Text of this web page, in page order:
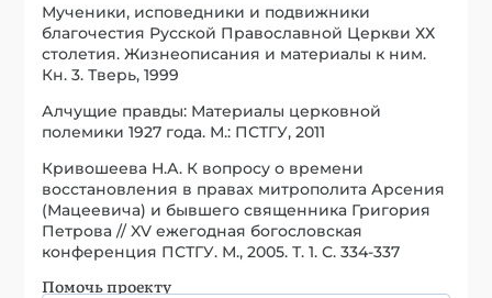
Мученики, исповедники и подвижники
благочестия Русской Православной Церкви ХХ
столетия. Жизнеописания и материалы к ним.
Кн. 3. Тверь, 1999
Алчущие правды: Материалы церковной
полемики 1927 года. М.: ПСТГУ, 2011
Кривошеева Н.А. К вопросу о времени
восстановления в правах митрополита Арсения
(Мацеевича) и бывшего священника Григория
Петрова // XV ежегодная богословская
конференция ПСТГУ. М., 2005. Т. 1. С. 334-337
Помочь проекту